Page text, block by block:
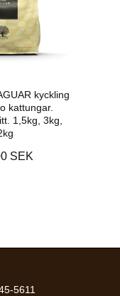
kyckling
kattungar.
1,5kg, 3kg,
SEK
5611